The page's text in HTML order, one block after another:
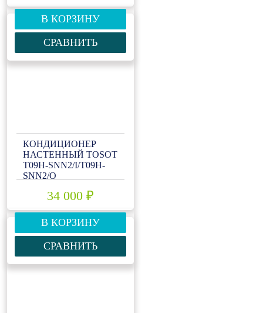
В КОРЗИНУ
СРАВНИТЬ
КОНДИЦИОНЕР
НАСТЕННЫЙ TOSOT
T09H-SNN2/I/T09H-
SNN2/O
34 000 ₽
В КОРЗИНУ
СРАВНИТЬ